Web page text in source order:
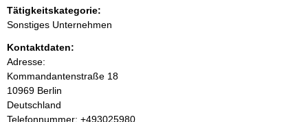
n
i
n
h
Tätigkeitskategorie:
Sonstiges Unternehmen
Kontaktdaten:
Adresse:
Kommandantenstraße 18
10969 Berlin
Deutschland
K
Telefonnummer: +493025980